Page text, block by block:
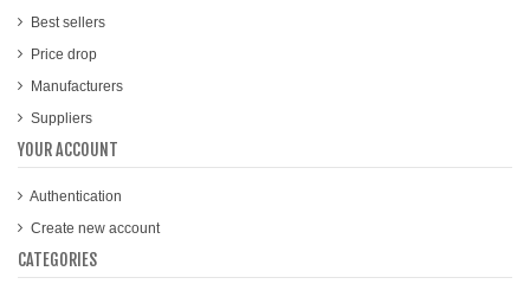
Best sellers
Price drop
Manufacturers
Suppliers
YOUR ACCOUNT
Authentication
Create new account
CATEGORIES